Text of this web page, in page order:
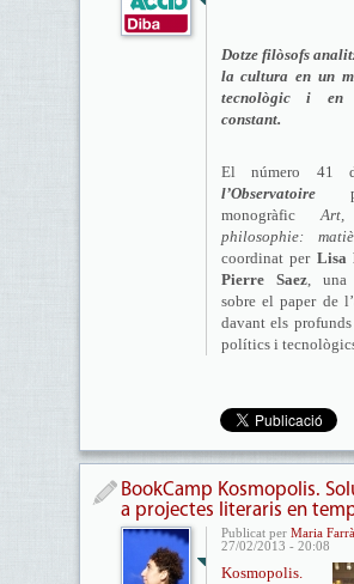
Dotze filòsofs
la cultura en un
tecnològic i en
constant.
El número 41
l’Observatoire
monogràfic
philosophie:
coordinat per Lisa
Pierre Saez, una
sobre el paper de
davant els
polítics i
BookCamp Kosmopolis.
a projectes literaris en
Publicat per Maria
27/02/2013 - 20:08
Kosmopolis.